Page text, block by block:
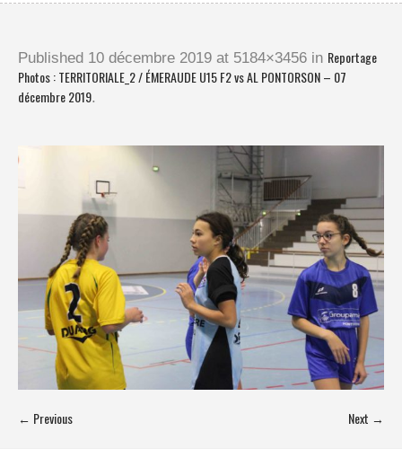
Published 10 décembre 2019 at 5184×3456 in Reportage
Photos : TERRITORIALE_2 / ÉMERAUDE U15 F2 vs AL PONTORSON – 07
décembre 2019.
← Previous Next →